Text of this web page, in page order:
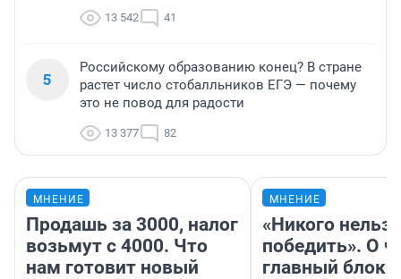
13 542 41
5
Российскому образованию конец? В стране
растет число стобалльников ЕГЭ — почему
это не повод для радости
13 377 82
МНЕНИЕ
Продашь за 3000, налог
возьмут с 4000. Что
нам готовит новый
МНЕНИЕ
«Никого нельзя
победить». О
главный